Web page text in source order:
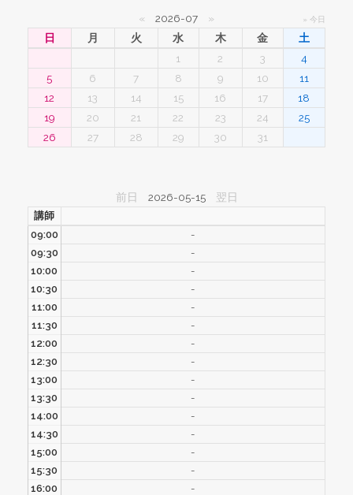
« 2026-07 » » 今日
日 月 火 水 木 金
土
1
2 3
4
5
6 7 8 9 10
11
12
13 14 15 16 17
18
19
20 21 22 23 24
25
26
27 28 29 30 31
前日 2026-05-15 翌日
講師
09:00
-
09:30
-
10:00
-
10:30
-
11:00
-
11:30
-
12:00
-
12:30
-
13:00
-
13:30
-
14:00
-
14:30
-
15:00
-
15:30
-
16:00
-